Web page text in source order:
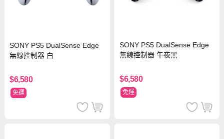
SONY PS5 DualSense Edge
無線控制器 白
$6,580
免運
SONY PS5 DualSense Edge
無線控制器 午夜黑
$6,580
免運